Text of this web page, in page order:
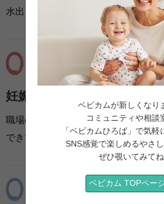
水出し出来ると更に良いかもしれませ
2019-05-07 23:38:36
妊娠後期と産後に
職場の同僚にプレゼントで貰いまし
できて、美味しく飲むことができま
ネコバスつっつん
ベビカムが新しくなり
コミュニティや相談
「ベビカムひろば」で気軽
SNS感覚で楽しめるやさ
ぜひ覗いてみてね
ベビカム TOPペー